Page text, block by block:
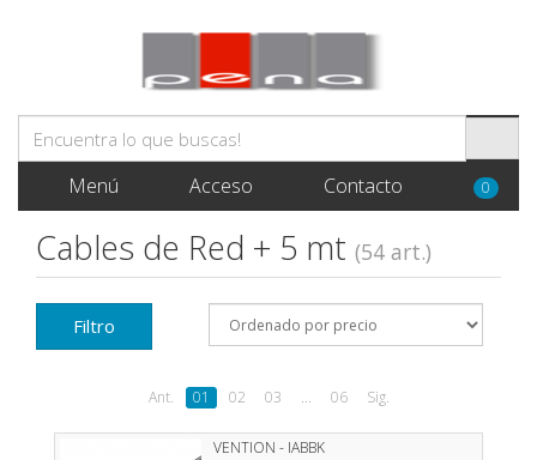
Menú Acceso Contacto 0
Cables de Red + 5 mt (54 art.)
Filtro
Ant. 01 02 03 ... 06 Sig.
VENTION - IABBK